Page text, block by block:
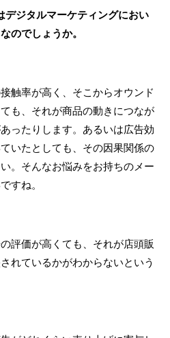
ジタルマーケティングにおい
のでしょうか。
触率が高く、そこからオウンド
も、それが商品の動きにつなが
ったりします。あるいは広告効
いたとしても、その因果関係の
。そんなお悩みをお持ちのメー
すね。
評価が高くても、それが店頭販
れているかがわからないという